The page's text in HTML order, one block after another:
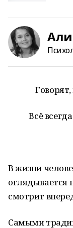
Всё
В жизни
оглядывается
смотрит
Самыми